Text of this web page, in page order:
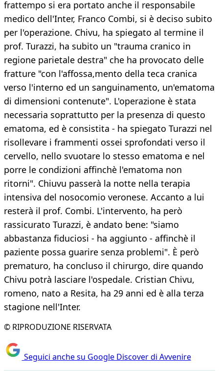
frattempo si era portato anche il responsabile
medico dell'Inter, Franco Combi, si è deciso subito
per l'operazione. Chivu, ha spiegato al termine il
prof. Turazzi, ha subito un "trauma cranico in
regione parietale destra" che ha provocato delle
fratture "con l'affossa,mento della teca cranica
verso l'interno ed un sanguinamento, un'ematoma
di dimensioni contenute". L'operazione è stata
necessaria soprattutto per la presenza di questo
ematoma, ed è consistita - ha spiegato Turazzi nel
risollevare i frammenti ossei sprofondati verso il
cervello, nello svuotare lo stesso ematoma e nel
porre le condizioni affinchè l'ematoma non
ritorni". Chiuvu passerà la notte nella terapia
intensiva del nosocomio veronese. Accanto a lui
resterà il prof. Combi. L'intervento, ha però
rassicurato Turazzi, è andato bene: "siamo
abbastanza fiduciosi - ha aggiunto - affinchè il
paziente possa guarire senza problemi". È però
prematuro, ha concluso il chirurgo, dire quando
Chivu potrà lasciare l'ospedale. Cristian Chivu,
romeno, nato a Resita, ha 29 anni ed è alla terza
stagione nell'Inter.
© RIPRODUZIONE RISERVATA
Seguici anche su Google Discover di Avvenire